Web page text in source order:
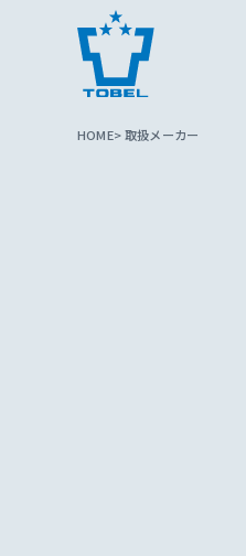
HOME 取扱メーカー